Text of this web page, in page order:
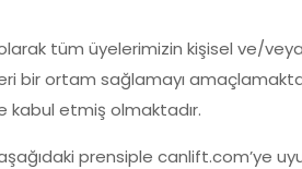
tüm üyelerimizin kişisel ve/
bir ortam sağlamayı
kabul etmiş olmaktadır.
prensiple canlift.com’ye